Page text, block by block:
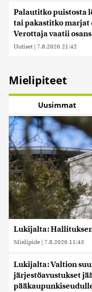
Palautitko puistosta
tai pakastitko marjat
Verottaja vaatii
Uutiset | 7.8.2026 21:42
Mielipiteet
Uusimmat
Lukijalta:
Mielipide | 7.8.2026 11:43
Lukijalta: Valtion
järjestöavustukset